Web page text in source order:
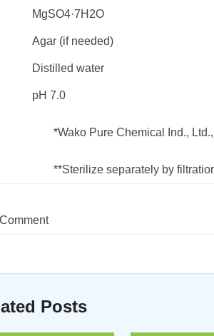
MgSO4·7H 2O
Agar (if needed)
Distilled water
pH 7.0
*Wako Pure Chemical Ind.,
**Sterilize separately by
Comment
Posts